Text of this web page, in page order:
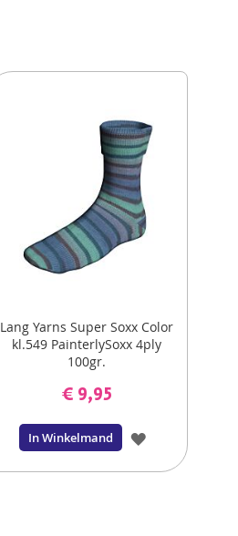
Lang Yarns Super Soxx Color
kl.549 PainterlySoxx 4ply
100gr.
€ 9,95
In Winkelmand
VOEG
TOE